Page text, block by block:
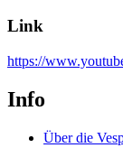
Link
https://
Info
Über die